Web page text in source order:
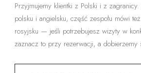
Przyjmujemy klientki z Polski i z
polsku i angielsku, część zespołu mówi
rosyjsku — jeśli potrzebujesz wizyty w
zaznacz to przy rezerwacji, a dobierzemy